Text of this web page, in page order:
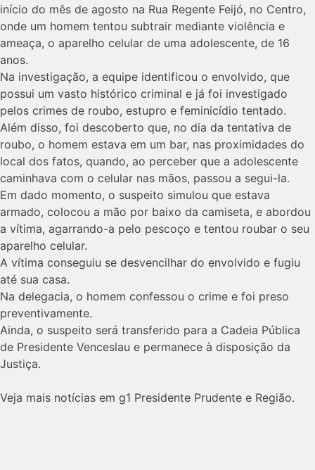
início do mês de agosto na Rua Regente Feijó, no Centro,
onde um homem tentou subtrair mediante violência e
ameaça, o aparelho celular de uma adolescente, de 16
anos.
Na investigação, a equipe identificou o envolvido, que
possui um vasto histórico criminal e já foi investigado
pelos crimes de roubo, estupro e feminicídio tentado.
Além disso, foi descoberto que, no dia da tentativa de
roubo, o homem estava em um bar, nas proximidades do
local dos fatos, quando, ao perceber que a adolescente
caminhava com o celular nas mãos, passou a segui-la.
Em dado momento, o suspeito simulou que estava
armado, colocou a mão por baixo da camiseta, e abordou
a vítima, agarrando-a pelo pescoço e tentou roubar o seu
aparelho celular.
A vítima conseguiu se desvencilhar do envolvido e fugiu
até sua casa.
Na delegacia, o homem confessou o crime e foi preso
preventivamente.
Ainda, o suspeito será transferido para a Cadeia Pública
de Presidente Venceslau e permanece à disposição da
Justiça.
Veja mais notícias em g1 Presidente Prudente e Região.